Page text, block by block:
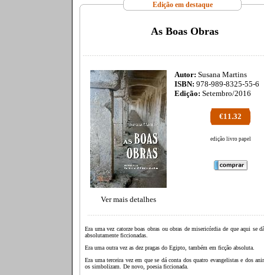
Edição em destaque
As Boas Obras
Ver mais detalhes
Autor: Susana Martins
ISBN: 978-989-8325-55-6
Edição: Setembro/2016
€11.32
edição livro papel
Era uma vez catorze boas obras ou obras de misericórdia de que aqui se
absolutamente ficcionadas.
Era uma outra vez as dez pragas do Egipto, também em ficção absoluta.
Era uma terceira vez em que se dá conta dos quatro evangelistas e dos
os simbolizam. De novo, poesia ficcionada.